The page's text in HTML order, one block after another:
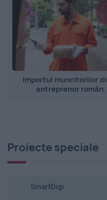
Importul muncitorilor
antreprenor
Proiecte speciale
SmartDigi